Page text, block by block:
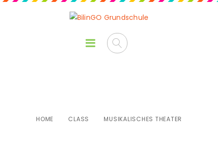
HOME CLASS MUSIKALISCHES THEATER